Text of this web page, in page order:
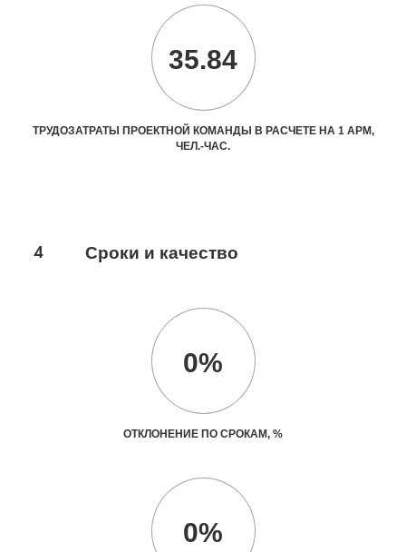
35.84
ТРУДОЗАТРАТЫ ПРОЕКТНОЙ КОМАНДЫ В РАСЧЕТЕ НА 1 АРМ,
ЧЕЛ.-ЧАС.
4 Сроки и качество
0%
ОТКЛОНЕНИЕ ПО СРОКАМ, %
0%